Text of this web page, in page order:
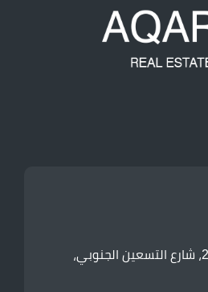
فيلا 299، النرجس 2، شارع التسعين الجنوبي،